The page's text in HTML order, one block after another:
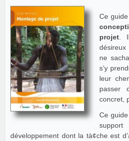
Ce
projet .
ne
s’y
leur
passer
concret,
Ce
développement dont la tà¢che est